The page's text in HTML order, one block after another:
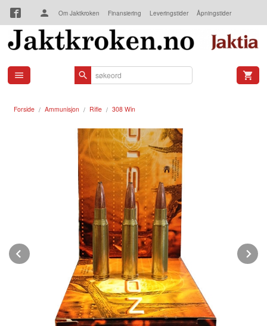
Gå
innholdet
Om Jaktkroken Finansiering Leveringstider Åpningstider
Kjøpsbetingelser Kontakt oss
Forside Ammunisjon Rifle 308 Win
Prev